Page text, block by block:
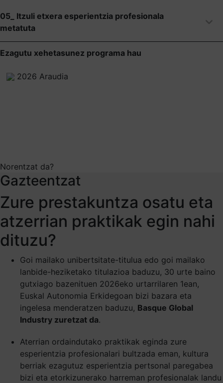
05_ Itzuli etxera esperientzia profesionala
metatuta
Ezagutu xehetasunez programa hau
2026 Araudia
Norentzat da?
Gazteentzat
Zure prestakuntza osatu eta
atzerrian praktikak egin nahi
dituzu?
Goi mailako unibertsitate-titulua edo goi mailako
lanbide-heziketako titulazioa baduzu, 30 urte baino
gutxiago bazenituen 2026eko urtarrilaren 1ean,
Euskal Autonomia Erkidegoan bizi bazara eta
ingelesa menderatzen baduzu, Basque Global
Industry zuretzat da.
Aterrian ordaindutako praktikak eginda zure
esperientzia profesionalari bultzada eman, kultura
berriak ezagutuz esperientzia pertsonal paregabea
bizi eta etorkizunerako harreman profesionalak landu